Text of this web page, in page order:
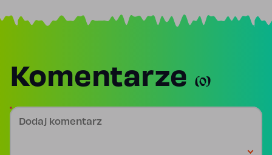
Komentarze (0)
Dodaj komentarz